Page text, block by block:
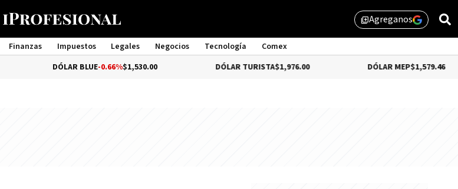
library_addAgreganos
Finanzas Impuestos Legales Negocios Tecnología
Comex
Management
DÓLAR BLUE-0.66%$1,530.00 DÓLAR TURISTA$1,976.00 DÓLAR MEP$1,579.46